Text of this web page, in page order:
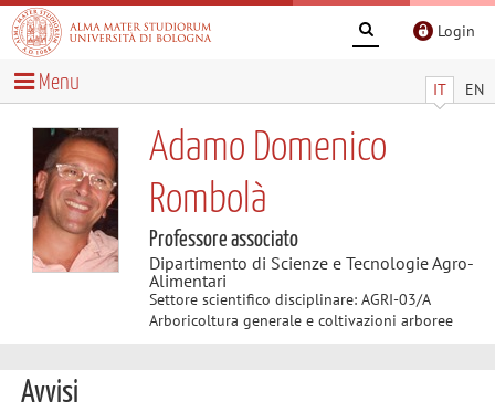
Login
IT EN
Menu
Adamo Domenico
Rombolà
Professore associato
Dipartimento di Scienze e Tecnologie Agro-
Alimentari
Settore scientifico disciplinare: AGRI-03/A
Arboricoltura generale e coltivazioni arboree
Avvisi